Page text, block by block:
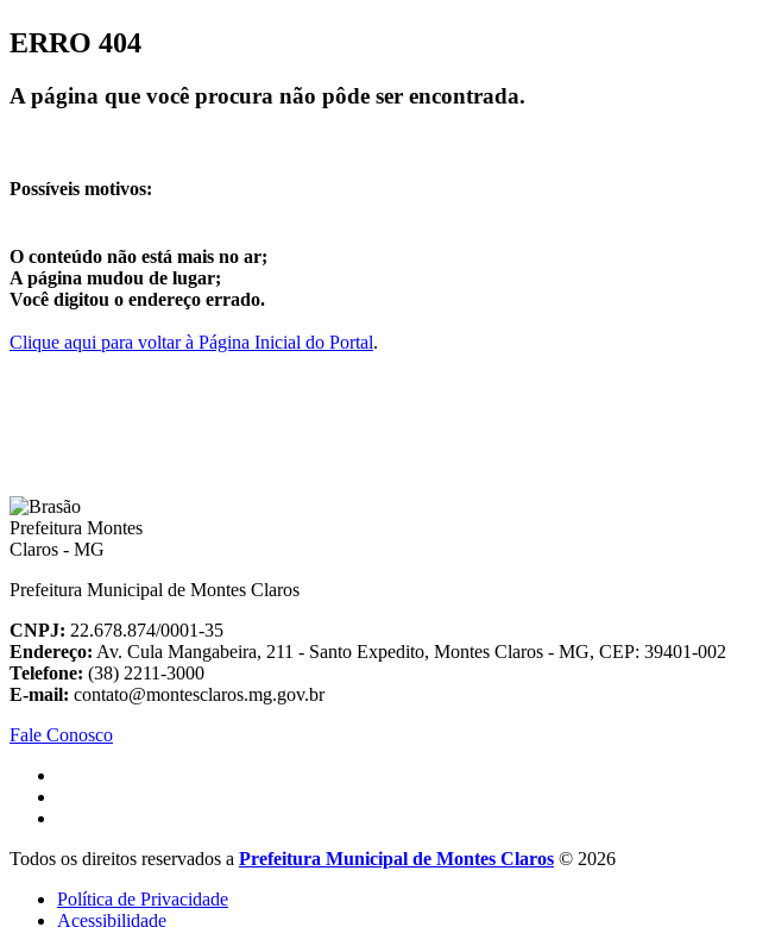
ERRO 404
A página que você procura não pôde ser encontrada.
Possíveis motivos:
O conteúdo não está mais no ar;
A página mudou de lugar;
Você digitou o endereço errado.
Clique aqui para voltar à Página Inicial do Portal.
Prefeitura Municipal de Montes Claros
CNPJ: 22.678.874/0001-35
Endereço: Av. Cula Mangabeira, 211 - Santo Expedito, Montes Claros - MG, CEP: 39401-002
Telefone: (38) 2211-3000
E-mail: contato@montesclaros.mg.gov.br
Fale Conosco
Todos os direitos reservados a Prefeitura Municipal de Montes Claros © 2026
Política de Privacidade
Acessibilidade